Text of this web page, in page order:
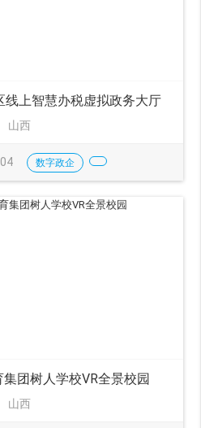
线上智慧办税虚拟政务大厅
山西
数字政企
团树人学校VR全景校园
山西